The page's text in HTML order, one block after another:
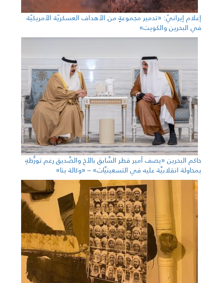
إعلام إيرانيّ: «تدمير مجموعةٍ من الأهداف العسكريّة الأمريكيّة
في البحرين والكويت»
حاكم البحرين «يصف أمير قطر السَّابق بالأخ والصَّديق رغم تورُّطهِ
بمحاولة انقلابيَّة عليه في التسعينيَّات» – «وكالة بنا»